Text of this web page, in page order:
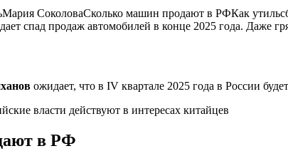
СоколоваСколько машин продают в РФКак
спад продаж автомобилей в конце 2025 года. Даже
ожидает, что в IV квартале 2025 года в России
в РФ